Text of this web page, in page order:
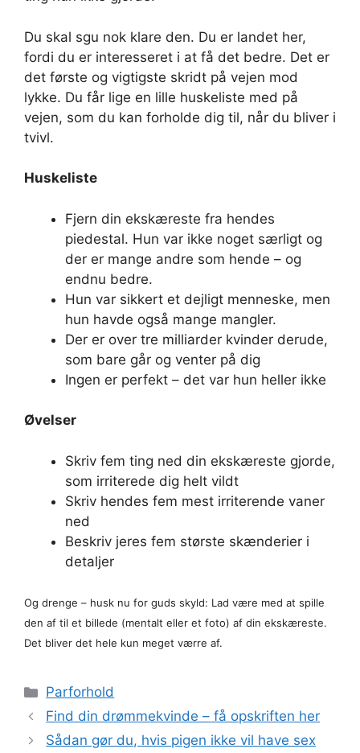
Du skal sgu nok klare den. Du er landet her,
fordi du er interesseret i at få det bedre. Det er
det første og vigtigste skridt på vejen mod
lykke. Du får lige en lille huskeliste med på
vejen, som du kan forholde dig til, når du bliver i
tvivl.
Huskeliste
Fjern din ekskæreste fra hendes
piedestal. Hun var ikke noget særligt og
der er mange andre som hende – og
endnu bedre.
Hun var sikkert et dejligt menneske, men
hun havde også mange mangler.
Der er over tre milliarder kvinder derude,
som bare går og venter på dig
Ingen er perfekt – det var hun heller ikke
Øvelser
Skriv fem ting ned din ekskæreste gjorde,
som irriterede dig helt vildt
Skriv hendes fem mest irriterende vaner
ned
Beskriv jeres fem største skænderier i
detaljer
Og drenge – husk nu for guds skyld: Lad være med at spille
den af til et billede (mentalt eller et foto) af din ekskæreste.
Det bliver det hele kun meget værre af.
Kategorier
Parforhold
Find din drømmekvinde – få opskriften her
Sådan gør du, hvis pigen ikke vil have sex